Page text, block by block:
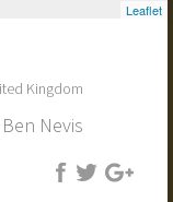
Leaflet
Kingdom
Nevis